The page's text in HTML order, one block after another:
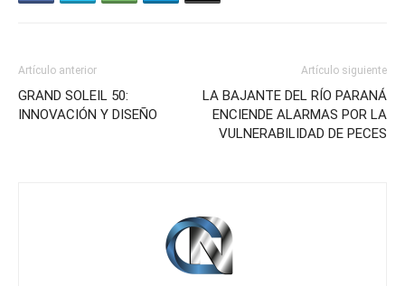
Artículo anterior
GRAND SOLEIL 50:
INNOVACIÓN Y DISEÑO
Artículo siguiente
LA BAJANTE DEL RÍO PARANÁ
ENCIENDE ALARMAS POR LA
VULNERABILIDAD DE PECES